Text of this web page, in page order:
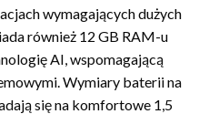
wymagających dużych
również 12 GB RAM-u
AI, wspomagającą
Wymiary baterii na
się na komfortowe 1,5